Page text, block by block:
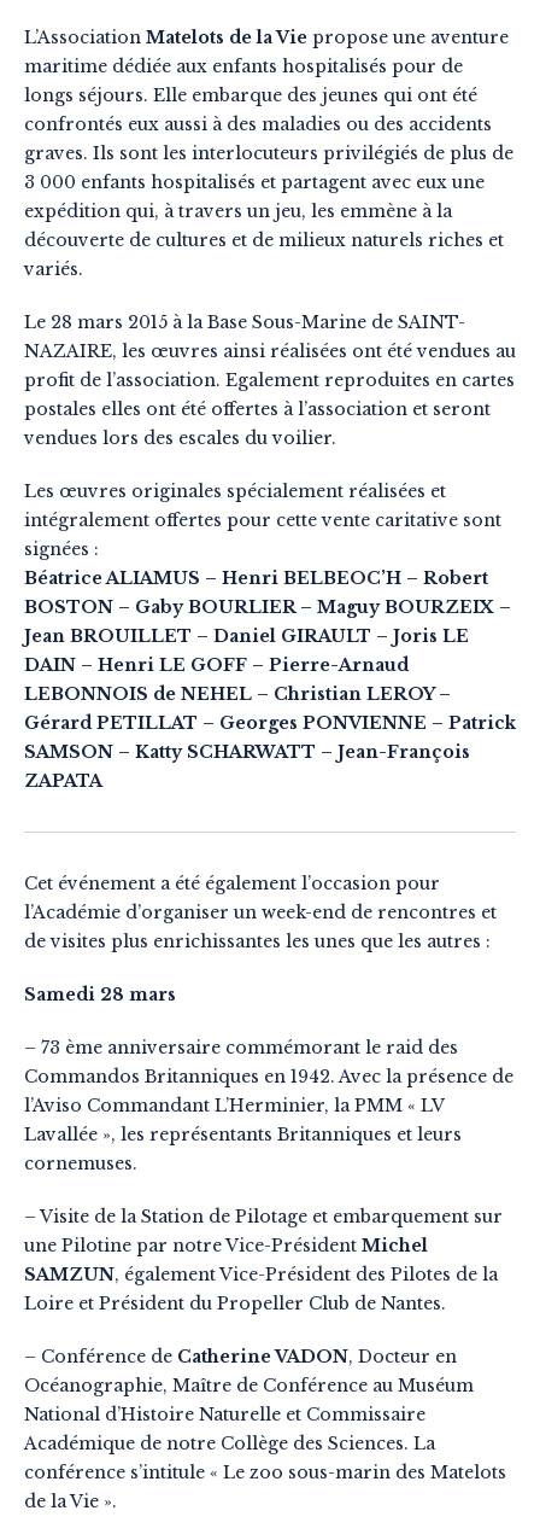
L’Association Matelots de la Vie propose une aventure
maritime dédiée aux enfants hospitalisés pour de
longs séjours. Elle embarque des jeunes qui ont été
confrontés eux aussi à des maladies ou des accidents
graves. Ils sont les interlocuteurs privilégiés de plus de
3 000 enfants hospitalisés et partagent avec eux une
expédition qui, à travers un jeu, les emmène à la
découverte de cultures et de milieux naturels riches et
variés.
Le 28 mars 2015 à la Base Sous-Marine de SAINT-
NAZAIRE, les œuvres ainsi réalisées ont été vendues au
profit de l’association. Egalement reproduites en cartes
postales elles ont été offertes à l’association et seront
vendues lors des escales du voilier.
Les œuvres originales spécialement réalisées et
intégralement offertes pour cette vente caritative sont
signées :
Béatrice ALIAMUS – Henri BELBEOC’H – Robert
BOSTON – Gaby BOURLIER – Maguy BOURZEIX –
Jean BROUILLET – Daniel GIRAULT – Joris LE
DAIN – Henri LE GOFF – Pierre-Arnaud
LEBONNOIS de NEHEL – Christian LEROY –
Gérard PETILLAT – Georges PONVIENNE – Patrick
SAMSON – Katty SCHARWATT – Jean-François
ZAPATA
Cet événement a été également l’occasion pour
l’Académie d’organiser un week-end de rencontres et
de visites plus enrichissantes les unes que les autres :
Samedi 28 mars
– 73 ème anniversaire commémorant le raid des
Commandos Britanniques en 1942. Avec la présence de
l’Aviso Commandant L’Herminier, la PMM « LV
Lavallée », les représentants Britanniques et leurs
cornemuses.
– Visite de la Station de Pilotage et embarquement sur
une Pilotine par notre Vice-Président Michel
SAMZUN, également Vice-Président des Pilotes de la
Loire et Président du Propeller Club de Nantes.
– Conférence de Catherine VADON, Docteur en
Océanographie, Maître de Conférence au Muséum
National d’Histoire Naturelle et Commissaire
Académique de notre Collège des Sciences. La
conférence s’intitule « Le zoo sous-marin des Matelots
de la Vie ».